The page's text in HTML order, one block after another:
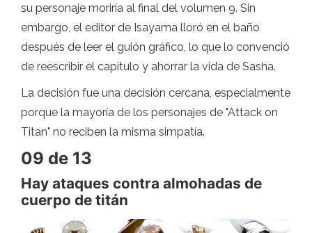
su personaje moriría al final del volumen 9. Sin
embargo, el editor de Isayama lloró en el baño
después de leer el guión gráfico, lo que lo convenció
de reescribir el capítulo y ahorrar la vida de Sasha.
La decisión fue una decisión cercana, especialmente
porque la mayoría de los personajes de "Attack on
Titan" no reciben la misma simpatía.
09 de 13
Hay ataques contra almohadas de
cuerpo de titán